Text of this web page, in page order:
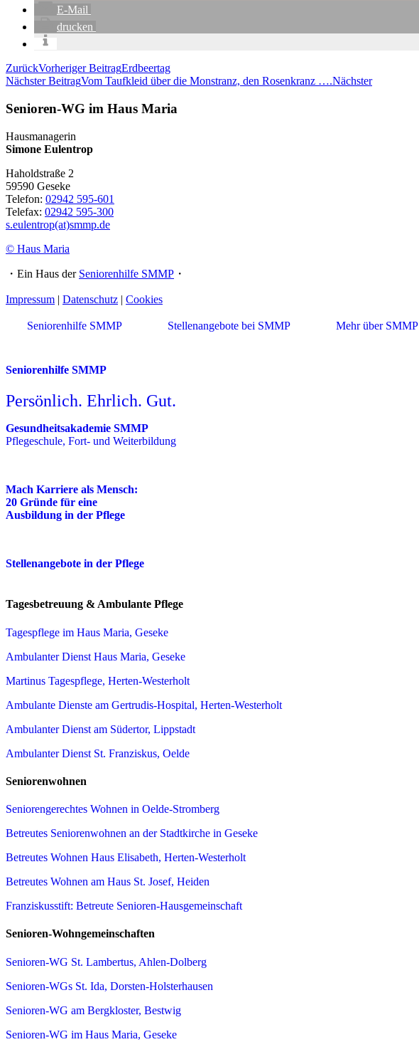
E-Mail
drucken
ZurückVorheriger BeitragErdbeertag
Nächster BeitragVom Taufkleid über die Monstranz, den Rosenkranz ….Nächster
Senioren-WG im Haus Maria
Hausmanagerin
Simone Eulentrop
Haholdstraße 2
59590 Geseke
Telefon: 02942 595-601
Telefax: 02942 595-300
s.eulentrop(at)smmp.de
© Haus Maria
・Ein Haus der Seniorenhilfe SMMP ・
Impressum | Datenschutz | Cookies
Seniorenhilfe SMMP Stellenangebote bei SMMP Mehr über SMMP
Seniorenhilfe SMMP
Persönlich. Ehrlich. Gut.
Gesundheitsakademie SMMP
Pflegeschule, Fort- und Weiterbildung
Mach Karriere als Mensch:
20 Gründe für eine
Ausbildung in der Pflege
Stellenangebote in der Pflege
Tagesbetreuung & Ambulante Pflege
Tagespflege im Haus Maria, Geseke
Ambulanter Dienst Haus Maria, Geseke
Martinus Tagespflege, Herten-Westerholt
Ambulante Dienste am Gertrudis-Hospital, Herten-Westerholt
Ambulanter Dienst am Südertor, Lippstadt
Ambulanter Dienst St. Franziskus, Oelde
Seniorenwohnen
Seniorengerechtes Wohnen in Oelde-Stromberg
Betreutes Seniorenwohnen an der Stadtkirche in Geseke
Betreutes Wohnen Haus Elisabeth, Herten-Westerholt
Betreutes Wohnen am Haus St. Josef, Heiden
Franziskusstift: Betreute Senioren-Hausgemeinschaft
Senioren-Wohngemeinschaften
Senioren-WG St. Lambertus, Ahlen-Dolberg
Senioren-WGs St. Ida, Dorsten-Holsterhausen
Senioren-WG am Bergkloster, Bestwig
Senioren-WG im Haus Maria, Geseke